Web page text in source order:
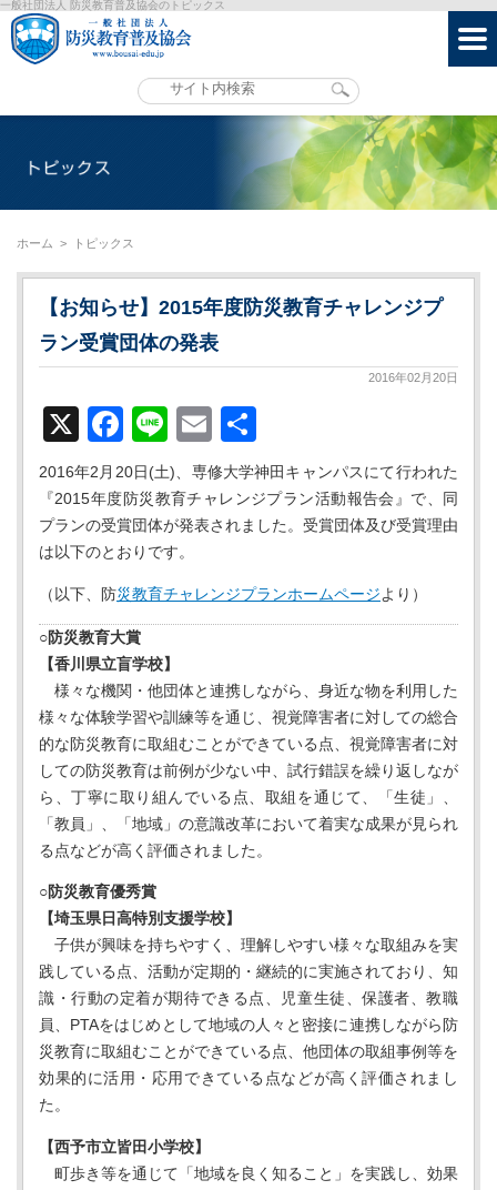
一般社団法人 防災教育普及協会のトピックス
ホーム > トピックス
【お知らせ】2015年度防災教育チャレンジプ
ラン受賞団体の発表
2016年02月20日
X Facebook
LineEmail
有
2016年2月20日(土)、専修大学神田キャンパスにて行われた
『2015年度防災教育チャレンジプラン活動報告会』で、同
プランの受賞団体が発表されました。受賞団体及び受賞理由
は以下のとおりです。
（以下、防災教育チャレンジプランホームページ より）
○防災教育大賞
【香川県立盲学校】
様々な機関・他団体と連携しながら、身近な物を利用した
様々な体験学習や訓練等を通じ、視覚障害者に対しての総合
的な防災教育に取組むことができている点、視覚障害者に対
しての防災教育は前例が少ない中、試行錯誤を繰り返しなが
ら、丁寧に取り組んでいる点、取組を通じて、「生徒」、
「教員」、「地域」の意識改革において着実な成果が見られ
る点などが高く評価されました。
○防災教育優秀賞
【埼玉県日高特別支援学校】
子供が興味を持ちやすく、理解しやすい様々な取組みを実
践している点、活動が定期的・継続的に実施されており、知
識・行動の定着が期待できる点、児童生徒、保護者、教職
員、PTAをはじめとして地域の人々と密接に連携しながら防
災教育に取組むことができている点、他団体の取組事例等を
効果的に活用・応用できている点などが高く評価されまし
た。
【西予市立皆田小学校】
町歩き等を通じて「地域を良く知ること」を実践し、効果